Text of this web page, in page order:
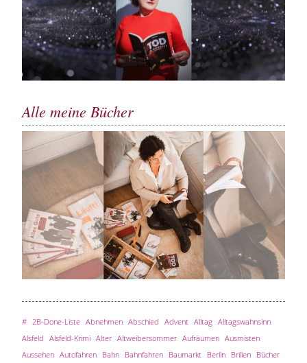
Alle meine Bücher
# 2B-Done-Liste Abnehmen Abschied Advent Alltag Alltagswahnsinn
Alsfeld Alsfeld-Krimi Alter Altweibersommer Aufräumen Ausmisten
Aussehen Autofahren Bahn Bahnfahren Baumarkt Berlin Brillen Bücher